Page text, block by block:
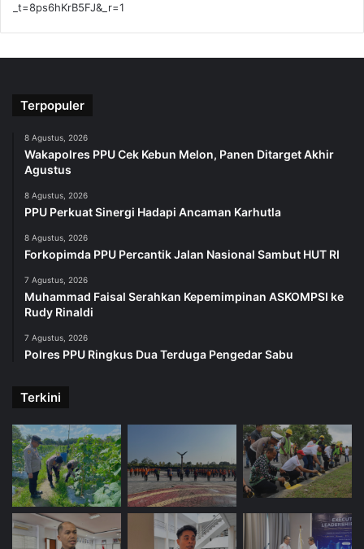
_t=8ps6hKrB5FJ&_r=1
Terpopuler
8 Agustus, 2026
Wakapolres PPU Cek Kebun Melon, Panen Ditarget Akhir
Agustus
8 Agustus, 2026
PPU Perkuat Sinergi Hadapi Ancaman Karhutla
8 Agustus, 2026
Forkopimda PPU Percantik Jalan Nasional Sambut HUT RI
7 Agustus, 2026
Muhammad Faisal Serahkan Kepemimpinan ASKOMPSI ke
Rudy Rinaldi
7 Agustus, 2026
Polres PPU Ringkus Dua Terduga Pengedar Sabu
Terkini